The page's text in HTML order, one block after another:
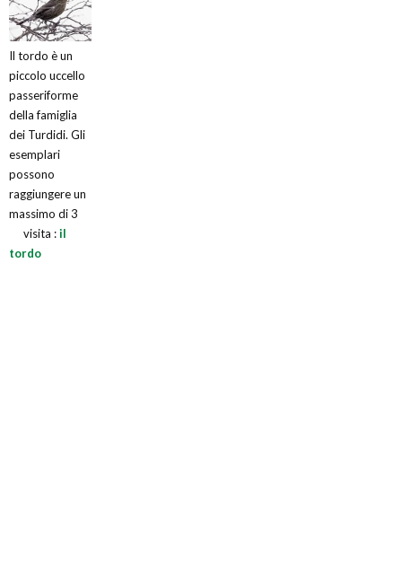
Il tordo è un
piccolo uccello
passeriforme
della famiglia
dei Turdidi. Gli
esemplari
possono
raggiungere un
massimo di 3
visita :il
tordo